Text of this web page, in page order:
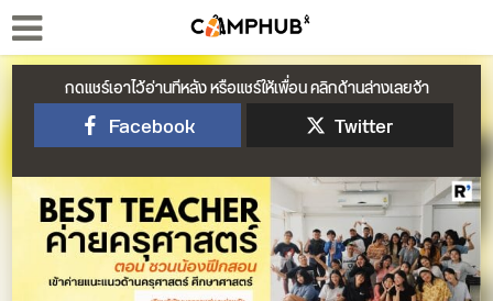
กดแชร์เอาไว้อ่านทีหลัง หรือแชร์ให้เพื่อน คลิกด้านล่างเลยจ้า
Facebook Twitter